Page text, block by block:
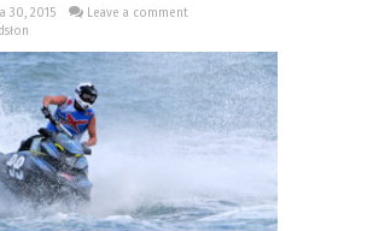
30, 2015
Leave a comment